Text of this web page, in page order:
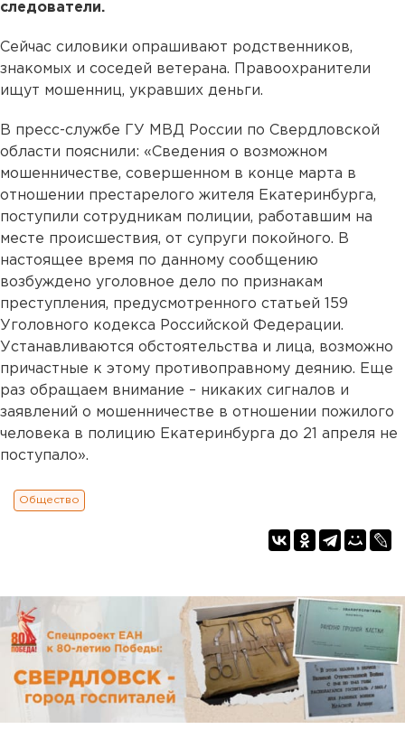
следователи.
Сейчас силовики опрашивают родственников,
знакомых и соседей ветерана. Правоохранители
ищут мошенниц, укравших деньги.
В пресс-службе ГУ МВД России по Свердловской
области пояснили: «Сведения о возможном
мошенничестве, совершенном в конце марта в
отношении престарелого жителя Екатеринбурга,
поступили сотрудникам полиции, работавшим на
месте происшествия, от супруги покойного. В
настоящее время по данному сообщению
возбуждено уголовное дело по признакам
преступления, предусмотренного статьей 159
Уголовного кодекса Российской Федерации.
Устанавливаются обстоятельства и лица, возможно
причастные к этому противоправному деянию. Еще
раз обращаем внимание – никаких сигналов и
заявлений о мошенничестве в отношении пожилого
человека в полицию Екатеринбурга до 21 апреля не
поступало».
Общество